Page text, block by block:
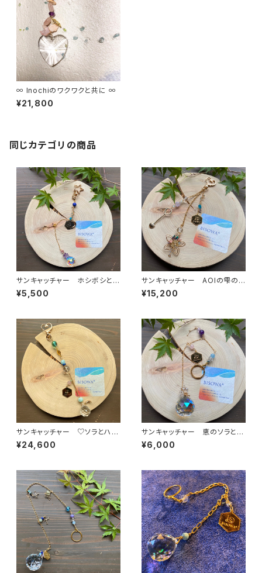
∞ Inochiのワクワクと共に ∞
¥21,800
同じカテゴリの商品
サンキャッチャー ホシボシとア
ソブ唄
¥5,500
サンキャッチャー AOIの雫の
恵みをあなたへ
¥15,200
サンキャッチャー ♡ソラとハー
トの満ちた唄を♡
¥24,600
サンキャッチャー 恵のソラとキ
ラmekiのダンスを踊ろう
¥6,000